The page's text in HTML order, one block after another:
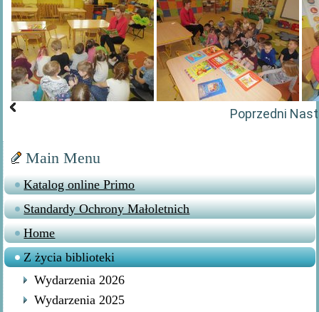
Poprzedni
Main Menu
Katalog online Primo
Standardy Ochrony Małoletnich
Home
Z życia biblioteki
Wydarzenia 2026
Wydarzenia 2025